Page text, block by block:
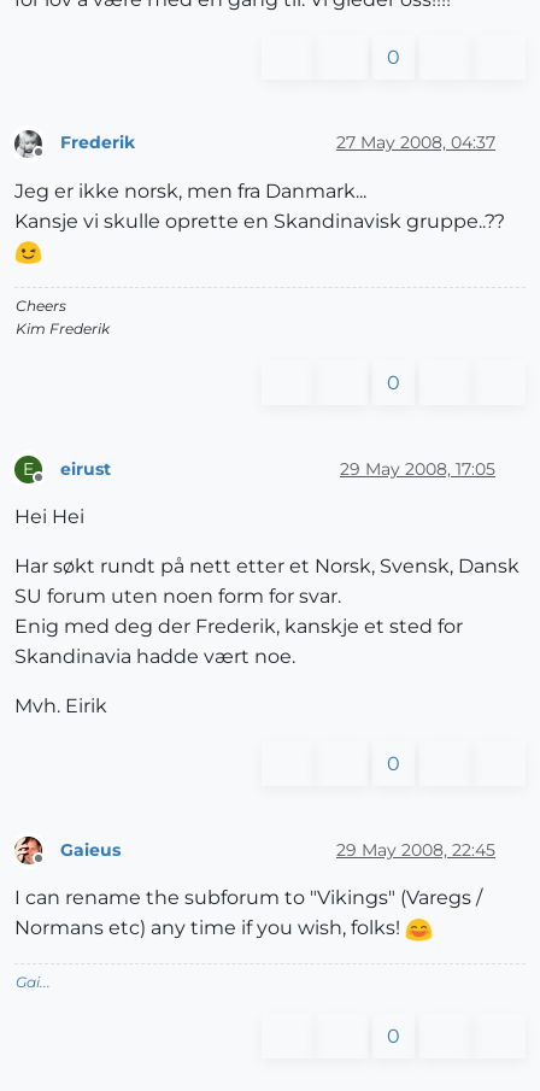
0
Frederik 27 May 2008, 04:37
Jeg er ikke norsk, men fra Danmark...
Kansje vi skulle oprette en Skandinavisk gruppe..??
Cheers
Kim Frederik
0
E eirust 29 May 2008, 17:05
Hei Hei
Har søkt rundt på nett etter et Norsk, Svensk, Dansk
SU forum uten noen form for svar.
Enig med deg der Frederik, kanskje et sted for
Skandinavia hadde vært noe.
Mvh. Eirik
0
Gaieus 29 May 2008, 22:45
I can rename the subforum to "Vikings" (Varegs /
Normans etc) any time if you wish, folks!
Gai...
0